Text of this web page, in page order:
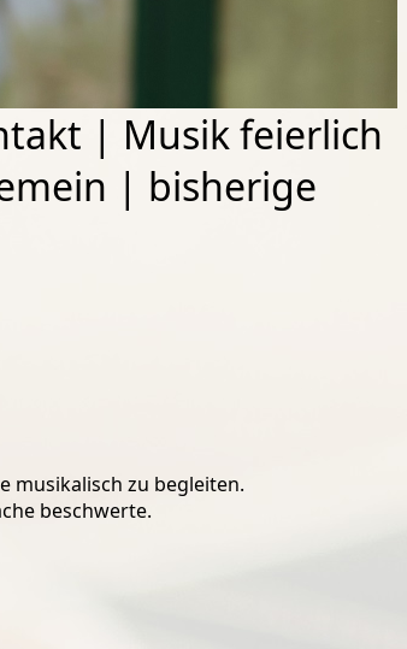
| Musik feierlich
| bisherige
musikalisch zu begleiten.
beschwerte.